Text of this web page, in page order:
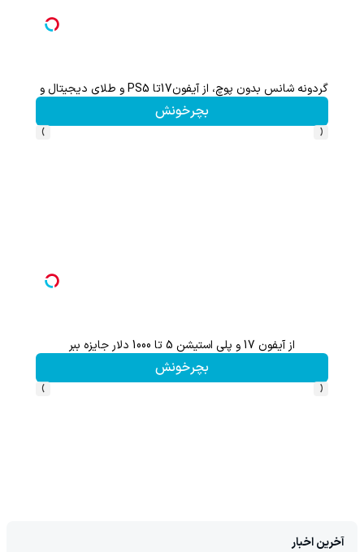
گردونه شانس بدون پوچ، از آیفون17تا PS5 و طلای دیجیتال و دلار🔥
بچرخونش
‹
›
از آیفون 17 و پلی استیشن 5 تا 1000 دلار جایزه ببر
بچرخونش
‹
›
آخرین اخبار